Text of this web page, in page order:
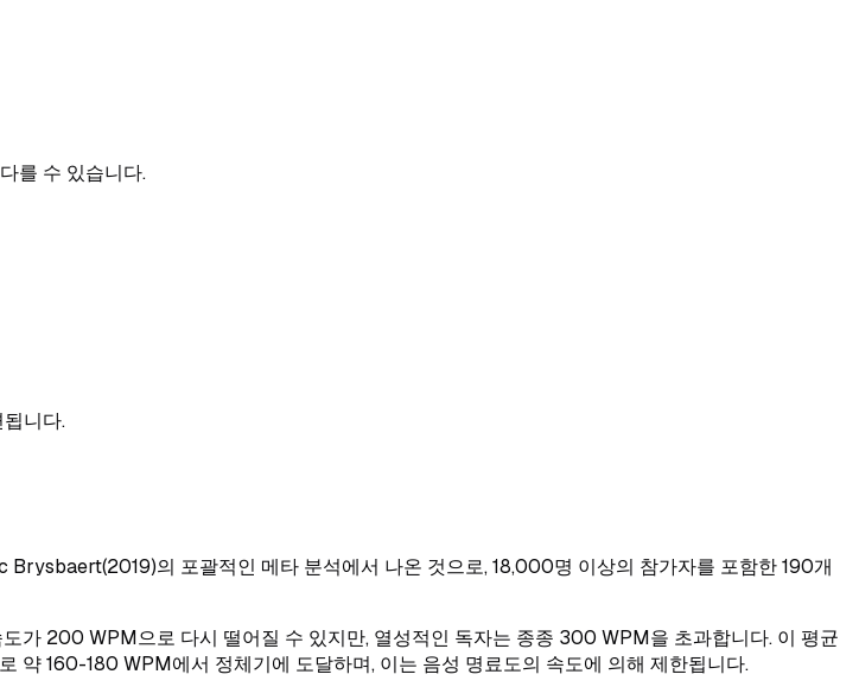
를 수 있습니다.
니다.
Brysbaert(2019)의 포괄적인 메타 분석에서 나온 것으로, 18,000명 이상의 참가자를 포함한 190개
가 200 WPM으로 다시 떨어질 수 있지만, 열성적인 독자는 종종 300 WPM을 초과합니다. 이 평균
약 160-180 WPM에서 정체기에 도달하며, 이는 음성 명료도의 속도에 의해 제한됩니다.